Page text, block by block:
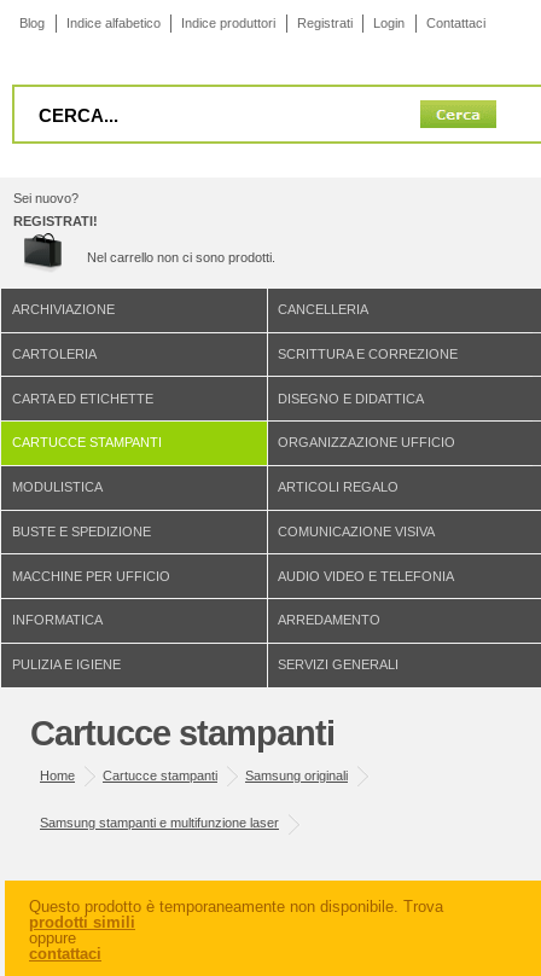
Blog Indice alfabetico Indice produttori Registrati Login Contattaci
Sei nuovo?
REGISTRATI!
Nel carrello non ci sono prodotti.
ARCHIVIAZIONE CANCELLERIA
CARTOLERIA SCRITTURA E CORREZIONE
CARTA ED ETICHETTE DISEGNO E DIDATTICA
CARTUCCE STAMPANTI ORGANIZZAZIONE UFFICIO
MODULISTICA ARTICOLI REGALO
BUSTE E SPEDIZIONE COMUNICAZIONE VISIVA
MACCHINE PER UFFICIO AUDIO VIDEO E TELEFONIA
INFORMATICA ARREDAMENTO
PULIZIA E IGIENE SERVIZI GENERALI
Cartucce stampanti
Home Cartucce stampanti Samsung originali
Samsung stampanti e multifunzione laser
Questo prodotto è temporaneamente non disponibile. Trova
prodotti simili
oppure
contattaci